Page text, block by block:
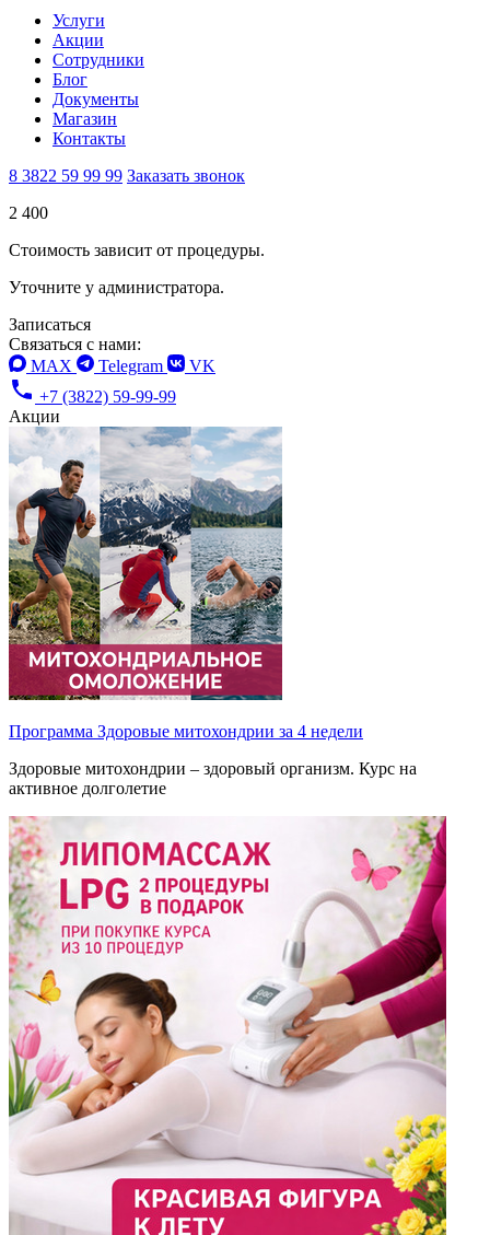
Услуги
Акции
Сотрудники
Блог
Документы
Магазин
Контакты
8 3822 59 99 99 Заказать звонок
2 400
Стоимость зависит от процедуры.
Уточните у администратора.
Записаться
Связаться с нами:
MAX
Telegram
VK
+7 (3822) 59-99-99
Акции
Программа Здоровые митохондрии за 4 недели
Здоровые митохондрии – здоровый организм. Курс на
активное долголетие